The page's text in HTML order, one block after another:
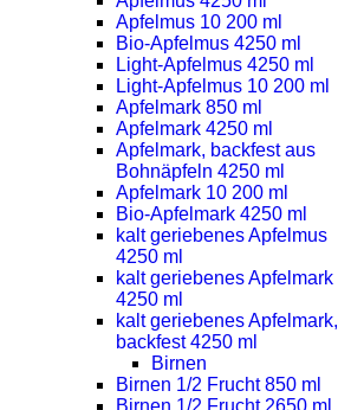
Apfelmus 10 200 ml
Bio-Apfelmus 4250 ml
Light-Apfelmus 4250 ml
Light-Apfelmus 10 200 ml
Apfelmark 850 ml
Apfelmark 4250 ml
Apfelmark, backfest aus
Bohnäpfeln 4250 ml
Apfelmark 10 200 ml
Bio-Apfelmark 4250 ml
kalt geriebenes Apfelmus
4250 ml
kalt geriebenes Apfelmark
4250 ml
kalt geriebenes Apfelmark,
backfest 4250 ml
Birnen
Birnen 1/2 Frucht 850 ml
Birnen 1/2 Frucht 2650 ml